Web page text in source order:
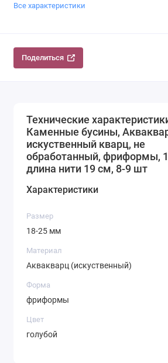
Все характеристики
Поделиться
Технические
Каменные бусины,
искуственный кварц, не
обработанный, фриформы,
длина нити 19 см, 8-9 шт
Характеристики
Размер
18-25 мм
Материал
Аквакварц (искуственный)
Форма
фриформы
Цвет
голубой